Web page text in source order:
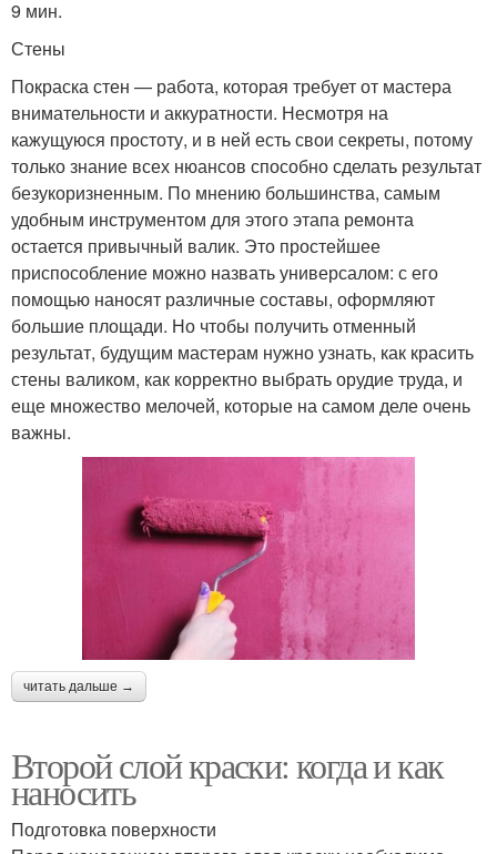
9 мин.
Стены
Покраска стен — работа, которая требует от мастера
внимательности и аккуратности. Несмотря на
кажущуюся простоту, и в ней есть свои секреты, потому
только знание всех нюансов способно сделать результат
безукоризненным. По мнению большинства, самым
удобным инструментом для этого этапа ремонта
остается привычный валик. Это простейшее
приспособление можно назвать универсалом: с его
помощью наносят различные составы, оформляют
большие площади. Но чтобы получить отменный
результат, будущим мастерам нужно узнать, как красить
стены валиком, как корректно выбрать орудие труда, и
еще множество мелочей, которые на самом деле очень
важны.
читать дальше →
Второй слой краски: когда и как
наносить
Подготовка поверхности